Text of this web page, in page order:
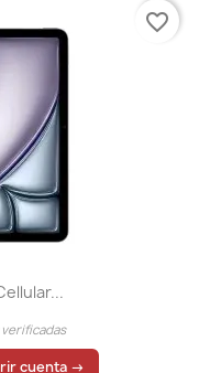
verificadas
cuenta →
favorite_border